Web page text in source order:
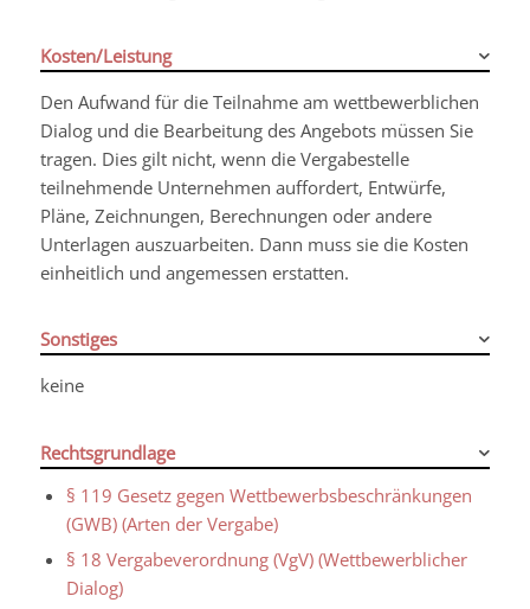
Kosten/Leistung
Den Aufwand für die Teilnahme am wettbewerblichen
Dialog und die Bearbeitung des Angebots müssen Sie
tragen. Dies gilt nicht, wenn die Vergabestelle
teilnehmende Unternehmen auffordert, Entwürfe,
Pläne, Zeichnungen, Berechnungen oder andere
Unterlagen auszuarbeiten. Dann muss sie die Kosten
einheitlich und angemessen erstatten.
Sonstiges
keine
Rechtsgrundlage
§ 119 Gesetz gegen Wettbewerbsbeschränkungen
(GWB) (Arten der Vergabe)
§ 18 Vergabeverordnung (VgV) (Wettbewerblicher
Dialog)